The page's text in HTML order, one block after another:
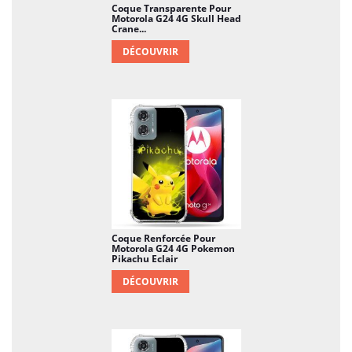
Coque Transparente Pour
Motorola G24 4G Skull Head
Crane...
DÉCOUVRIR
Coque Renforcée Pour
Motorola G24 4G Pokemon
Pikachu Eclair
DÉCOUVRIR